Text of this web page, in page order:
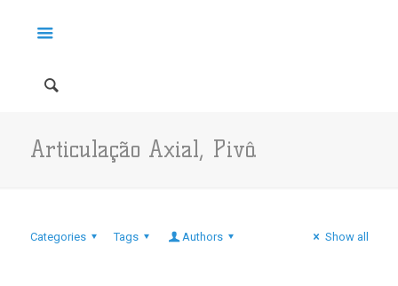
Articulação Axial, Pivô.
Categories Tags Authors Show all